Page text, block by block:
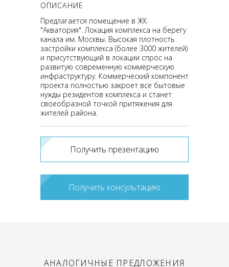
ОПИСАНИЕ
Предлагается помещение в ЖК
"Акватория". Локация комплекса на берегу
канала им. Москвы. Высокая плотность
застройки комплекса (более 3000 жителей)
и присутствующий в локации спрос на
развитую современную коммерческую
инфраструктуру. Коммерческий компонент
проекта полностью закроет все бытовые
нужды резидентов комплекса и станет
своеобразной точкой притяжения для
жителей района.
Получить презентацию
Получить консультацию
АНАЛОГИЧНЫЕ ПРЕДЛОЖЕНИЯ